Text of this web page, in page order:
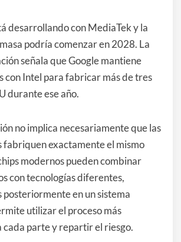
desarrollando con MediaTek y la
podría comenzar en 2028. La
señala que Google mantiene
con Intel para fabricar más de tres
durante ese año.
no implica necesariamente que las
fabriquen exactamente el mismo
modernos pueden combinar
con tecnologías diferentes,
en un sistema
utilizar el proceso más
cada parte y repartir el riesgo.